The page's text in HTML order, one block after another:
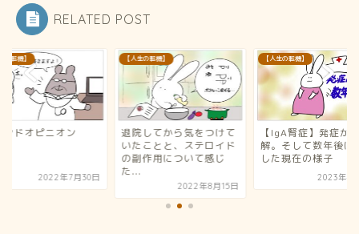
RELATED POST
の転機】
ンドオピニオン
2022年7月30日
【人生の転機】
退院してから気をつけて
いたことと、ステロイド
の副作用について感じ
た...
2022年8月15日
【人生の転機】
【IgA腎症】発症か
解。そして数年後に
した現在の様子
2023年4